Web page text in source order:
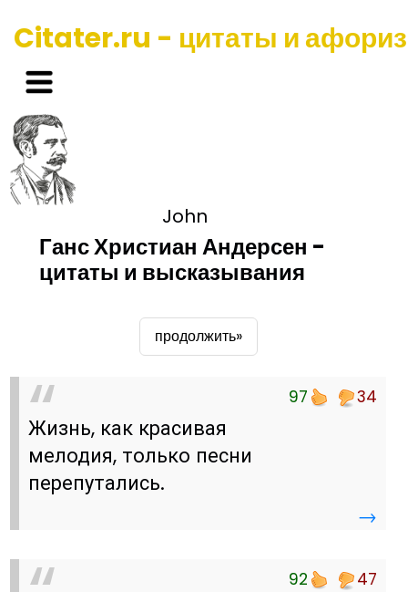
Citater.ru - цитаты и
John
Ганс Христиан Андерсен -
цитаты и высказывания
продолжить»
97 34
Жизнь, как красивая
мелодия, только песни
перепутались.
→
92 47